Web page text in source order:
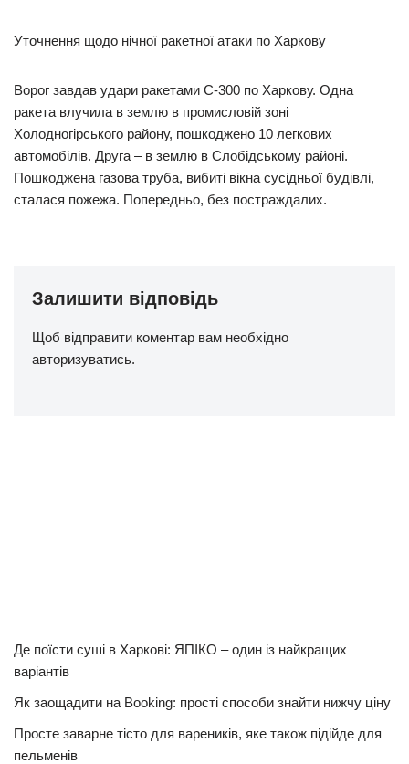
Уточнення щодо нічної ракетної атаки по Харкову
Ворог завдав удари ракетами С-300 по Харкову. Одна
ракета влучила в землю в промисловій зоні
Холодногірського району, пошкоджено 10 легкових
автомобілів. Друга – в землю в Слобідському районі.
Пошкоджена газова труба, вибиті вікна сусідньої будівлі,
сталася пожежа. Попередньо, без постраждалих.
Залишити відповідь
Щоб відправити коментар вам необхідно
авторизуватись.
Де поїсти суші в Харкові: ЯПІКО – один із найкращих
варіантів
Як заощадити на Booking: прості способи знайти нижчу ціну
Просте заварне тісто для вареників, яке також підійде для
пельменів